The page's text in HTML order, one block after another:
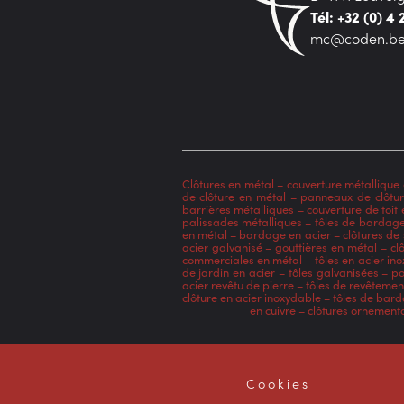
Tél: +32 (0) 4
Clôtures en métal– couverture métallique
de clôture en métal – panneaux de
barrières métalliques –couverture de toit
palissades métalliques – tôles de
en métal – bardage en acier–clôtures de
acier galvanisé–gouttières en métal –
commerciales en métal –tôles en acier
de jardin en acier – tôles galvanisées –
acier revêtu de pierre–tôles de
clôture en acier inoxydable–tôles de
en cuivre–clôtures
Cookies